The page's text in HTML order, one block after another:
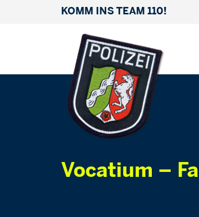
KOMM INS TEAM 110!
Vocatium –